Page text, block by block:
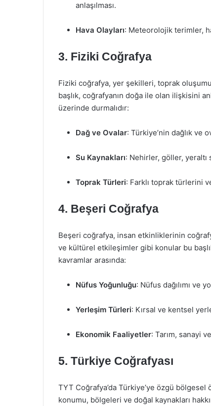
anlaşılması.
Hava Olayları: Meteorolojik terimler,
3. Fiziki Coğrafya
Fiziki coğrafya, yer şekilleri, toprak
başlık, coğrafyanın doğa ile olan ilişkisini
üzerinde durmalıdır:
Dağ ve Ovalar: Türkiye’nin dağlık ve
Su Kaynakları: Nehirler, göller, yeraltı
Toprak Türleri: Farklı toprak türlerini
4. Beşeri Coğrafya
Beşeri coğrafya, insan etkinliklerinin
ve kültürel etkileşimler gibi konular bu başlık
kavramlar arasında:
Nüfus Yoğunluğu: Nüfus dağılımı ve
Yerleşim Türleri: Kırsal ve kentsel
Ekonomik Faaliyetler: Tarım, sanayi
5. Türkiye Coğrafyası
TYT Coğrafya’da Türkiye’ye özgü
konumu, bölgeleri ve doğal kaynakları